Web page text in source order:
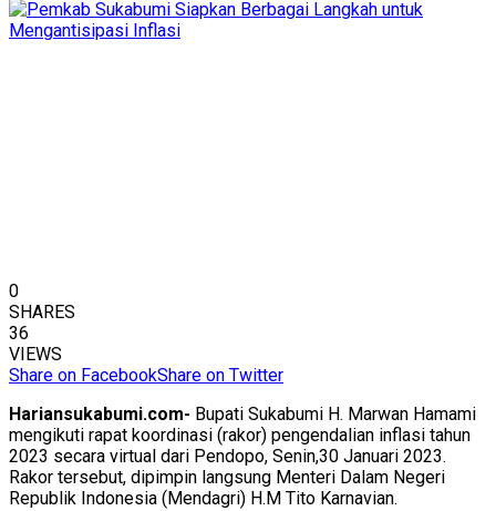
0
SHARES
36
VIEWS
Share on FacebookShare on Twitter
Hariansukabumi.com- Bupati Sukabumi H. Marwan Hamami
mengikuti rapat koordinasi (rakor) pengendalian inflasi tahun
2023 secara virtual dari Pendopo, Senin,30 Januari 2023.
Rakor tersebut, dipimpin langsung Menteri Dalam Negeri
Republik Indonesia (Mendagri) H.M Tito Karnavian.